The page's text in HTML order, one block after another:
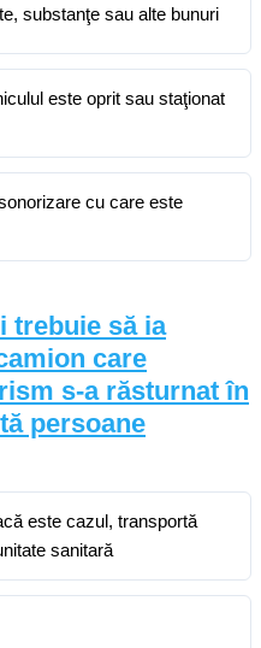
substanţe sau alte bunuri
este oprit sau staţionat
cu care este
trebuie să ia
care
s-a răsturnat în
persoane
este cazul, transportă
sanitară